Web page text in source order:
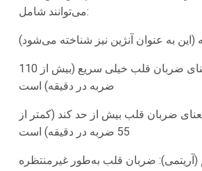
می‌توانند شامل:
به عنوان آنژین نیز شناخته می‌شود)
تاکی‌کاریا که به معنای ضربان قلب خیلی سریع (بیش از 110
ضربه در دقیقه) است
ضربان قلب بیش از حد کند (کمتر از
55 ضربه در دقیقه) است
ضربان قلب به‌طور غیرمنتظره